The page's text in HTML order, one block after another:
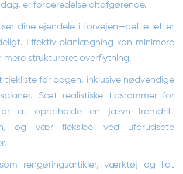
er forberedelse altafgørende.
dine ejendele i forvejen—dette letter
Effektiv planlægning kan minimere
mere struktureret overflytning.
tjekliste for dagen, inklusive nødvendige
Sæt realistiske tidsrammer for
at opretholde en jævn fremdrift
og vær fleksibel ved uforudsete
rengøringsartikler, værktøj og lidt